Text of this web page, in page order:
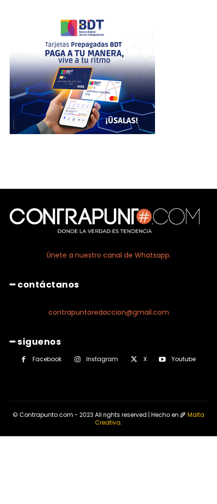
Únete a nuestro canal de Whatsapp.
━ contáctanos
contrapuntoredaccion@gmail.com
━ siguenos
Facebook Instagram X Youtube
© Contrapunto.com - 2023 All rights reserved | Hecho en 🌾Malta
Creativa.